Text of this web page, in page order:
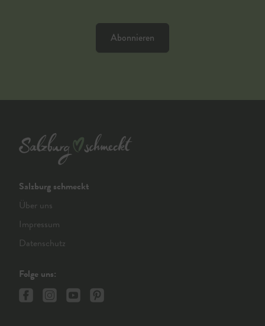
Abonnieren
Salzburg schmeckt
Über uns
Impressum
Datenschutz
Folge uns: